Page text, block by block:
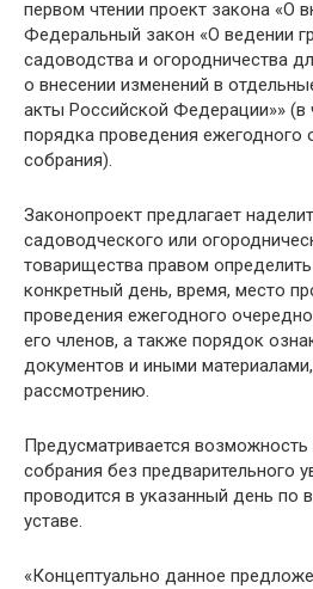
первом чтении проект закона «О
Федеральный закон «О ведении
садоводства и огородничества
о внесении изменений в
акты Российской Федерации»» (в
порядка проведения ежегодного
собрания).
Законопроект предлагает
садоводческого или
товарищества правом
конкретный день, время, место
проведения ежегодного
его членов, а также порядок
документов и иными
рассмотрению.
Предусматривается
собрания без предварительного
проводится в указанный день по
уставе.
«Концептуально данное